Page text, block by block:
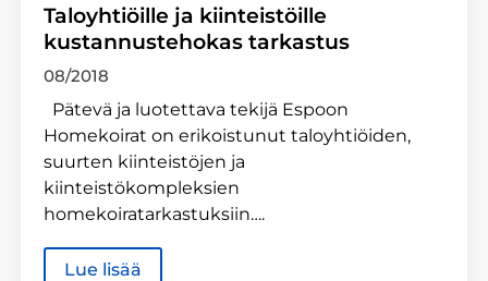
Taloyhtiöille ja kiinteistöille
kustannustehokas tarkastus
08/2018
Pätevä ja luotettava tekijä Espoon
Homekoirat on erikoistunut taloyhtiöiden,
suurten kiinteistöjen ja
kiinteistökompleksien
homekoiratarkastuksiin….
Lue lisää